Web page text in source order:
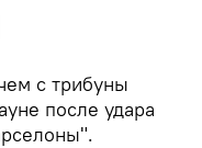
с трибуны
после удара